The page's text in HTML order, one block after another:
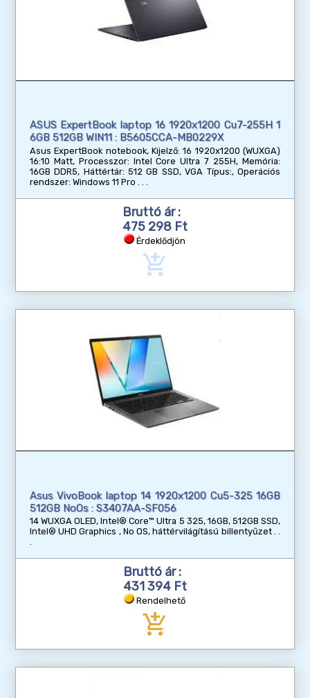
ASUS ExpertBook laptop 16 1920x1200 Cu7-255H 1
6GB 512GB WIN11 : B5605CCA-MB0229X
Asus ExpertBook notebook, Kijelző: 16 1920x1200 (WUXGA)
16:10 Matt, Processzor: Intel Core Ultra 7 255H, Memória:
16GB DDR5, Háttértár: 512 GB SSD, VGA Típus:, Operációs
rendszer: Windows 11 Pro
Bruttó ár :
475 298 Ft
Érdeklődjön
add_shopping_cart
Asus VivoBook laptop 14 1920x1200 Cu5-325 16GB
512GB NoOs : S3407AA-SF056
14 WUXGA OLED, Intel® Core™ Ultra 5 325, 16GB, 512GB SSD,
Intel® UHD Graphics , No OS, háttérvilágítású billentyűzet
Bruttó ár :
431 394 Ft
Rendelhető
add_shopping_cart